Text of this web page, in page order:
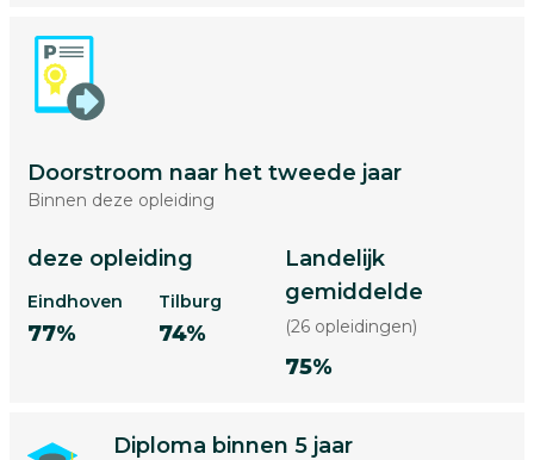
Doorstroom naar het tweede jaar
Binnen deze opleiding
deze opleiding
Eindhoven
77%
Tilburg
74%
Landelijk
gemiddelde
(26 opleidingen)
75%
Diploma binnen 5 jaar